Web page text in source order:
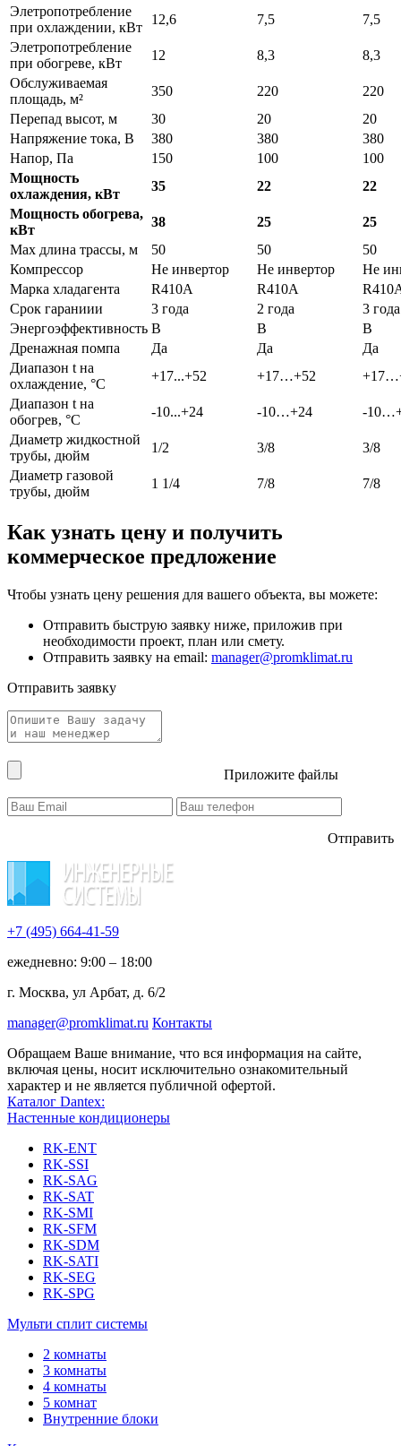
Элетропотребление
при охлаждении, кВт
12,6 7,5
7,5
Элетропотребление
при обогреве, кВт
12 8,3
8,3
Обслуживаемая
площадь, м²
350 220
220
Перепад высот, м
30 20
20
Напряжение тока, В
380 380
380
Напор, Па
150 100
100
Мощность
охлаждения, кВт
35 22
22
Мощность обогрева,
кВт
38 25
25
Max длина трассы, м
50 50
50
Компрессор
Не инвертор Не инвертор
Не
Марка хладагента
R410A R410A
Срок гараниии
3 года 2 года
3 года
Энергоэффективность B B
B
Дренажная помпа
Да Да
Да
Диапазон t на
охлаждение, °С
+17...+52 +17…+52
Диапазон t на
обогрев, °С
-10...+24 -10…+24
-
Диаметр жидкостной
трубы, дюйм
1/2 3/8
3/8
Диаметр газовой
трубы, дюйм
1 1/4 7/8 7/8
Как узнать цену и получить
коммерческое предложение
Чтобы узнать цену решения для вашего объекта, вы можете:
Отправить быструю заявку ниже, приложив при
необходимости проект, план или смету.
Отправить заявку на email: manager@promklimat.ru
Отправить заявку
Приложите файлы
Отправить
+7 (495) 664-41-59
ежедневно: 9:00 – 18:00
г. Москва, ул Арбат, д. 6/2
manager@promklimat.ru Контакты
Обращаем Ваше внимание, что вся информация на сайте,
включая цены, носит исключительно ознакомительный
характер и не является публичной офертой.
Каталог Dantex:
Настенные кондиционеры
RK-ENT
RK-SSI
RK-SAG
RK-SAT
RK-SMI
RK-SFM
RK-SDM
RK-SATI
RK-SEG
RK-SPG
Мульти сплит системы
2 комнаты
3 комнаты
4 комнаты
5 комнат
Внутренние блоки